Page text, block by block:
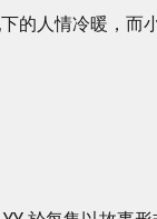
的人情冷暖，而